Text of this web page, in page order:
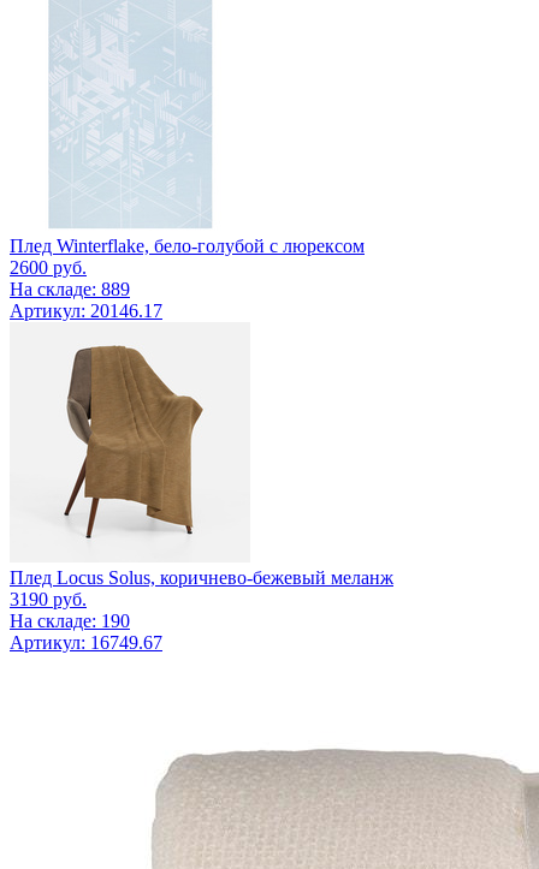
Плед Winterflake, бело-голубой с люрексом
2600 руб.
На складе: 889
Артикул: 20146.17
Плед Locus Solus, коричнево-бежевый меланж
3190 руб.
На складе: 190
Артикул: 16749.67